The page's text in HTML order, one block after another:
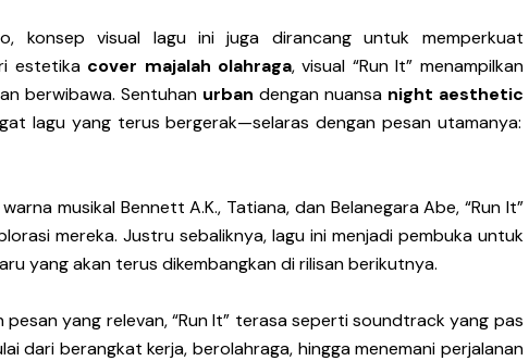
konsep visual lagu ini juga dirancang untuk memperkuat
estetika cover majalah olahraga, visual “Run It” menampilkan
berwibawa. Sentuhan urban dengan nuansa night aesthetic
lagu yang terus bergerak—selaras dengan pesan utamanya:
musikal Bennett A.K., Tatiana, dan Belanegara Abe, “Run It”
mereka. Justru sebaliknya, lagu ini menjadi pembuka untuk
yang akan terus dikembangkan di rilisan berikutnya.
yang relevan, “Run It” terasa seperti soundtrack yang pas
dari berangkat kerja, berolahraga, hingga menemani perjalanan